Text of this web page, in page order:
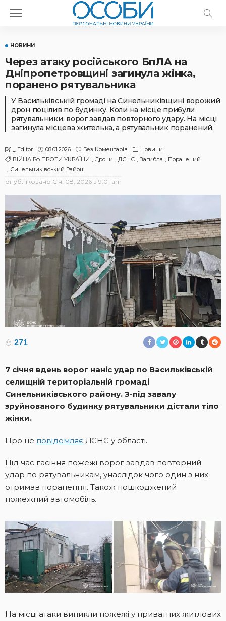
НОВИНИ
Через атаку російського БпЛА на
Дніпропетровщині загинула жінка,
поранено рятувальника
У Васильківській громаді на Синельниківщині ворожий
дрон поцілив по будинку. Коли на місце прибули
рятувальники, ворог завдав повторного удару. На місці
загинула місцева жителька, а рятувальник поранений.
_ Editor 08.01.2026 Без Коментарів
Новини
ВІЙНА Рф ПРОТИ УКРАЇНИ
Дрони ДСНС Загибла
Поранений
Синельниківський Район
опубліковано Січ. 08, 2026 в 9:01 am
271
7 січня вдень ворог наніс удар по Васильківській
селищній територіальній громаді
Синельниківського району. З-під завалу
зруйнованого будинку рятувальники дістали тіло
жінки.
Про це повідомляє ДСНС у області.
Під час гасіння пожежі ворог завдав повторний
удар по рятувальникам, унаслідок чого один з них
отримав поранення. Також пошкоджений
пожежний автомобіль.
На місці атаки виникли пожежі у приватних житлових